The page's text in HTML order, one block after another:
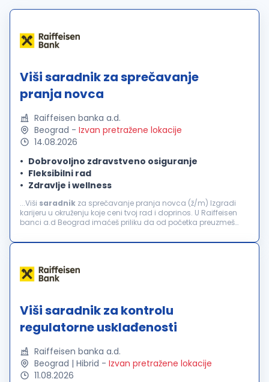
Viši saradnik za sprečavanje
pranja novca
Raiffeisen banka a.d.
Beograd - Izvan pretražene lokacije
14.08.2026
Dobrovoljno zdravstveno osiguranje
Fleksibilni rad
Zdravlje i wellness
...Viši saradnik za sprečavanje pranja novca (ž/m) Izgradi
karijeru u okruženju koje ceni tvoj rad i doprinos. U Raiffeisen
banci a.d Beograd imaćeš priliku da od početka preuzmeš
karijernoj...
Viši saradnik za kontrolu
regulatorne usklađenosti
Raiffeisen banka a.d.
Beograd | Hibrid - Izvan pretražene lokacije
11.08.2026